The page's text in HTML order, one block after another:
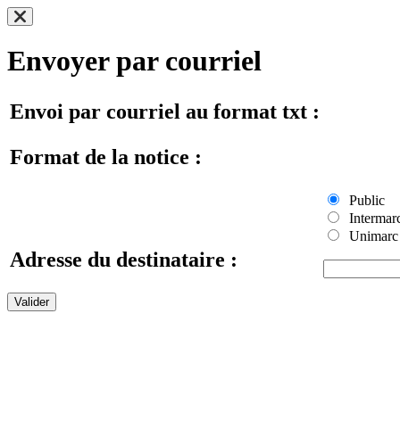
Envoyer par courriel
Envoi par courriel au format txt :
Format de la notice :
Public
Unimarc
Adresse du destinataire :